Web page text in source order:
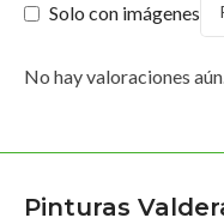
Solo con imágenes
No hay valoraciones aún.
Pinturas